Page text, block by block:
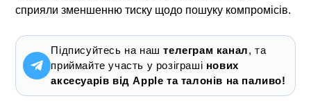
сприяли зменшенню тиску щодо пошуку компромісів.
Підписуйтесь на наштелеграм канал, та
приймайте участь у розіграші нових
аксесуарів від Apple та талонів на паливо!